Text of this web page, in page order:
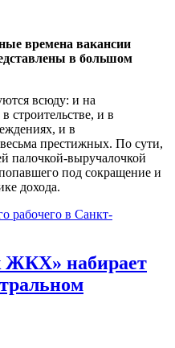
времена вакансии
в большом
всюду: и на
строительстве, и в
и в
престижных. По сути,
палочкой-выручалочкой
под сокращение и
дохода.
рабочего в Санкт-
ЖКХ» набирает